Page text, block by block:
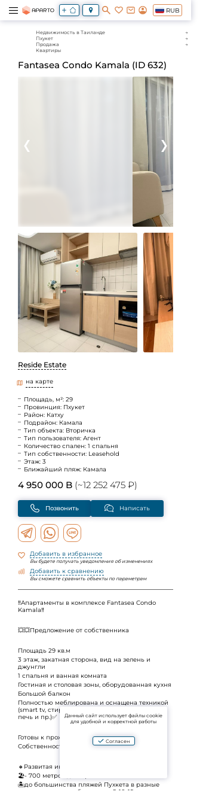
RUB
Недвижимость в Таиланде
Пхукет
Продажа
Квартиры
Fantasea Condo Kamala (ID 632)
Reside Estate
на карте
Площадь, м²: 29
Провинция: Пхукет
Район: Катху
Подрайон: Камала
Тип объекта: Вторичка
Тип пользователя: Агент
Количество спален: 1 спальня
Тип собственности: Leasehold
Этаж: 3
Ближайший пляж: Камала
4 950 000 B (~12 252 475 ₽)
Позвонить Написать
Добавить в избранное
Вы будете получать уведомления об изменениях
Добавить к сравнению
Вы сможете сравнить объекты по параметрам
‼️Апартаменты в комплексе Fantasea Condo
Kamala‼️
💥💥Предложение от собственника
Площадь 29 кв.м
3 этаж, закатная сторона, вид на зелень и
джунгли
1 спальня и ванная комната
Гостиная и столовая зоны, оборудованная кухня
Большой балкон
Полностью меблирована и оснащена техникой
(smart tv, стиральная машина, микроволновая
печь и пр.)✅
Готовы к проживанию или сдаче в аренду.
Собственность-лизхолд
🔸Развитая инфраструктура:
🏖️- 700 метров до моря и пляжа Камала
🏝️до большинства пляжей Пухкета в разные
стороны можно добраться за 5-10-15 мин
Данный сайт использует файлы cookie
для удобной и корректной работы
Согласен